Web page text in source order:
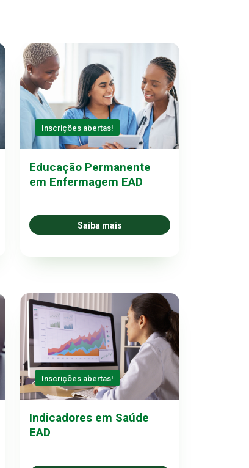
Inscrições abertas!
Educação Permanente
em Enfermagem EAD
Saiba mais
Inscrições abertas!
Indicadores em Saúde
EAD